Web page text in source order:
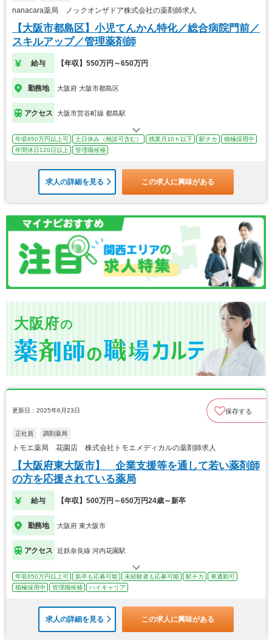
nanacara薬局 ノックオンザドア株式会社の薬剤師求人
【大阪市都島区】小児てんかん特化／総合病院門前／
スキルアップ／管理薬剤師
給与 【年収】550万円～650万円
勤務地 大阪府 大阪市都島区
アクセス 大阪市営谷町線 都島駅
年収650万円以上可 土日休み（相談可含む） 残業月10ｈ以下 駅チカ
積極採用中
年間休日120日以上
管理職候補
求人の詳細を見る この求人に興味がある
大阪府の
更新日：2025年6月23日 保存する
正社員 調剤薬局
トモエ薬局 花園店 株式会社トモエメディカルの薬剤師求人
【大阪府東大阪市】 企業支援等を通して若い薬剤師
の方を応援されている薬局
給与 【年収】500万円～650万円24歳～新卒
勤務地 大阪府 東大阪市
アクセス 近鉄奈良線 河内花園駅
年収650万円以上可 新卒も応募可能 未経験者も応募可能 駅チカ
車通勤可
積極採用中
管理職候補 ハイキャリア
求人の詳細を見る この求人に興味がある